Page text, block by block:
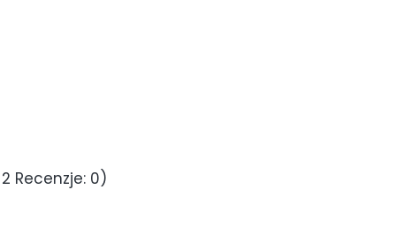
Recenzje: 0)